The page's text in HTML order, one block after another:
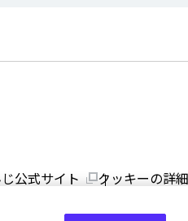
公式サイト クッキーの詳細